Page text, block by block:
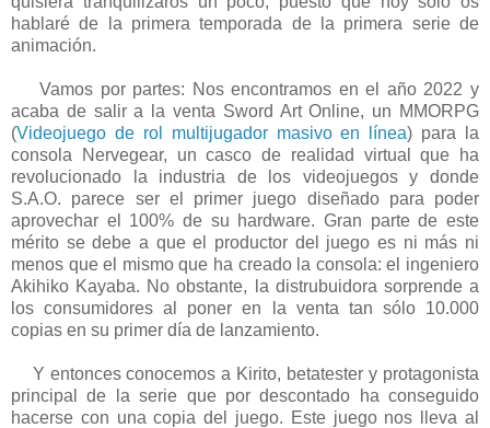
hablaré de la primera temporada de la primera serie de
animación.
Vamos por partes: Nos encontramos en el año 2022 y
acaba de salir a la venta Sword Art Online, un MMORPG
(Videojuego de rol multijugador masivo en línea) para la
consola Nervegear, un casco de realidad virtual que ha
revolucionado la industria de los videojuegos y donde
S.A.O. parece ser el primer juego diseñado para poder
aprovechar el 100% de su hardware. Gran parte de este
mérito se debe a que el productor del juego es ni más ni
menos que el mismo que ha creado la consola: el ingeniero
Akihiko Kayaba. No obstante, la distrubuidora sorprende a
los consumidores al poner en la venta tan sólo 10.000
copias en su primer día de lanzamiento.
Y entonces conocemos a Kirito, betatester y protagonista
principal de la serie que por descontado ha conseguido
hacerse con una copia del juego. Este juego nos lleva al